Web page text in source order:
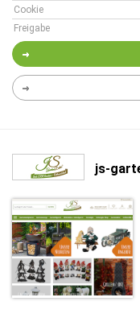
Cookie
Freigabe
js-